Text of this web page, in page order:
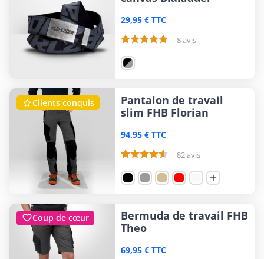
29,95 € TTC
8 avis
Clients conquis
Pantalon de travail
slim FHB Florian
94,95 € TTC
82 avis

Coup de cœur
Bermuda de travail FHB
Theo
69,95 € TTC